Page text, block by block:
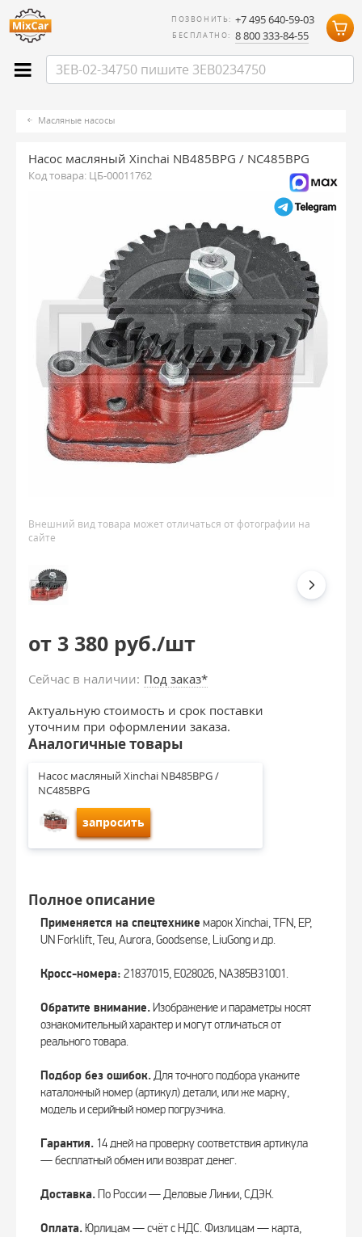
ПОЗВОНИТЬ: +7 495 640-59-03
БЕСПЛАТНО: 8 800 333-84-55
Масляные насосы
Насос масляный Xinchai NB485BPG / NC485BPG
Код товара: ЦБ-00011762
Внешний вид товара может отличаться от фотографии на
сайте
от 3 380 руб./шт
Сейчас в наличии: Под заказ*
Актуальную стоимость и срок поставки
уточним при оформлении заказа.
Аналогичные товары
Насос масляный Xinchai NB485BPG /
NC485BPG
запросить
Полное описание
Применяется на спецтехнике марок Xinchai, TFN, EP,
UN Forklift, Teu, Aurora, Goodsense, LiuGong и др.
Кросс-номера: 21837015, E028026, NA385B31001.
Обратите внимание.Изображение и параметры носят
ознакомительный характер и могут отличаться от
реального товара.
Подбор без ошибок.Для точного подбора укажите
каталожный номер (артикул) детали, или же марку,
модель и серийный номер погрузчика.
Гарантия. 14 дней на проверку соответствия артикула
— бесплатный обмен или возврат денег.
Доставка.По России — Деловые Линии, СДЭК.
Оплата. Юрлицам — счёт с НДС. Физлицам — карта,